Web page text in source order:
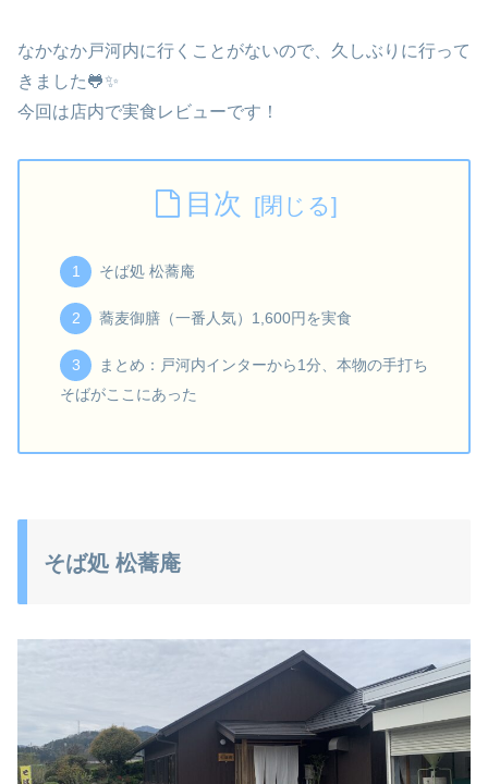
なかなか戸河内に行くことがないので、久しぶりに行って
きました🐸✨
今回は店内で実食レビューです！
目次
そば処 松蕎庵
蕎麦御膳（一番人気）1,600円を実食
まとめ：戸河内インターから1分、本物の手打ち
そばがここにあった
そば処 松蕎庵